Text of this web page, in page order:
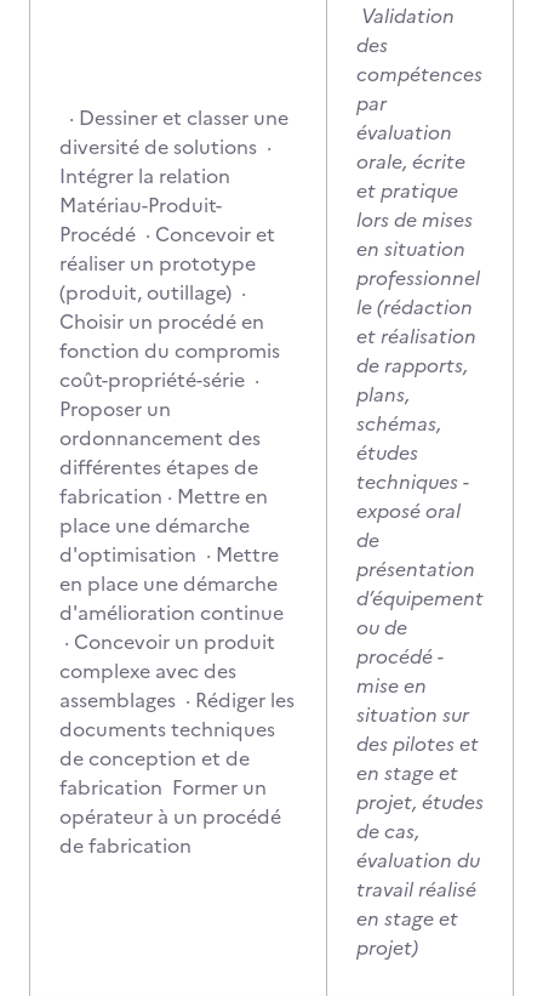
· Dessiner et classer une
diversité de solutions ·
Intégrer la relation
Matériau-Produit-
Procédé · Concevoir et
réaliser un prototype
(produit, outillage) ·
Choisir un procédé en
fonction du compromis
coût-propriété-série ·
Proposer un
ordonnancement des
différentes étapes de
fabrication · Mettre en
place une démarche
d'optimisation · Mettre
en place une démarche
d'amélioration continue
· Concevoir un produit
complexe avec des
assemblages · Rédiger les
documents techniques
de conception et de
fabrication Former un
opérateur à un procédé
de fabrication
Validation
des
compétences
par
évaluation
orale, écrite
et pratique
lors de mises
en situation
professionnel
le (rédaction
et réalisation
de rapports,
plans,
schémas,
études
techniques -
exposé oral
de
présentation
d’équipement
ou de
procédé -
mise en
situation sur
des pilotes et
en stage et
projet, études
de cas,
évaluation du
travail réalisé
en stage et
projet)